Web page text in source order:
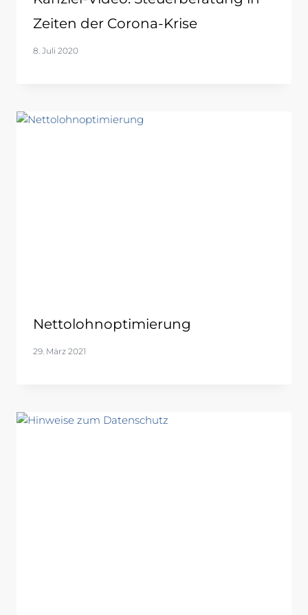
Zeiten der Corona-Krise
8. Juli 2020
Nettolohnoptimierung
29. März 2021